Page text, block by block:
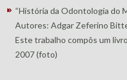
“História da Odontologia do
Autores: Adgar Zeferino
Este trabalho compôs um
2007 (foto)